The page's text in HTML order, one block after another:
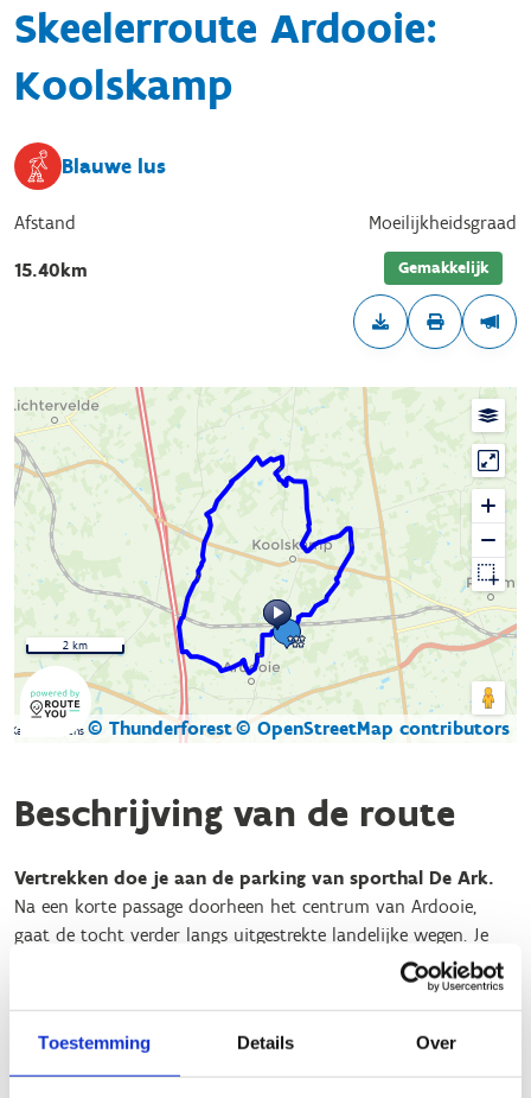
Toestemming Details Over
Skeelerroute Ardooie:
Koolskamp
Blauwe lus
Afstand
15.40km
Moeilijkheidsgraad
Gemakkelijk
Kaartgegevens © Thunderforest© OpenStreetMap contributors
2 km
Beschrijving van de route
Vertrekken doe je aan de parking van sporthal De Ark.
Na een korte passage doorheen het centrum van Ardooie,
gaat de tocht verder langs uitgestrekte landelijke wegen. Je
zult merken dat het stuk richting Koolskamp flink bergop
loopt. Eenmaal in Koolskamp skeeler je verder tot je bijna in
Ampe sla je rechts af, richting Ardooie. Gelukkig loopt het
laatste stuk opnieuw bergafwaarts.